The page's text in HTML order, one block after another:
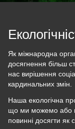
Як міжнародна
досягнення більш
нас вирішення
кардинальних змін.
Наша екологічна
що ми можемо або
повинні досягти як